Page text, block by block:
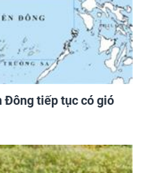
Đông tiếp tục có gió